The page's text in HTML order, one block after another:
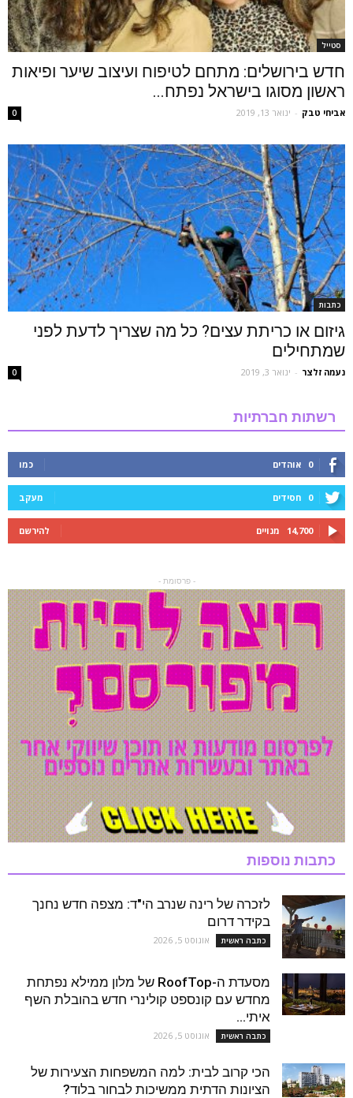
סטייל
חדש בירושלים: מתחם לטיפוח ועיצוב שיער ופיאות
ראשון מסוגו בישראל נפתח...
אביחי טבק - ינואר 13, 2019 0
כתבות
גיזום או כריתת עצים? כל מה שצריך לדעת לפני
שמתחילים
נעמה זלצר - ינואר 3, 2019 0
רשתות חברתיות
0 אוהדים כמו
0 חסידים מעקב
14,700 מנויים להירשם
- פרסומת -
כתבות נוספות
לזכרה של רינה שנרב הי"ד: מצפה חדש נחנך
בקידר דרום
כתבה ראשית אוגוסט 5, 2026
מסעדת ה-RoofTop של מלון ממילא נפתחת
מחדש עם קונספט קולינרי חדש בהובלת השף
איתי...
כתבה ראשית אוגוסט 5, 2026
הכי קרוב לבית: למה המשפחות הצעירות של
הציונות הדתית ממשיכות לבחור בלוד?